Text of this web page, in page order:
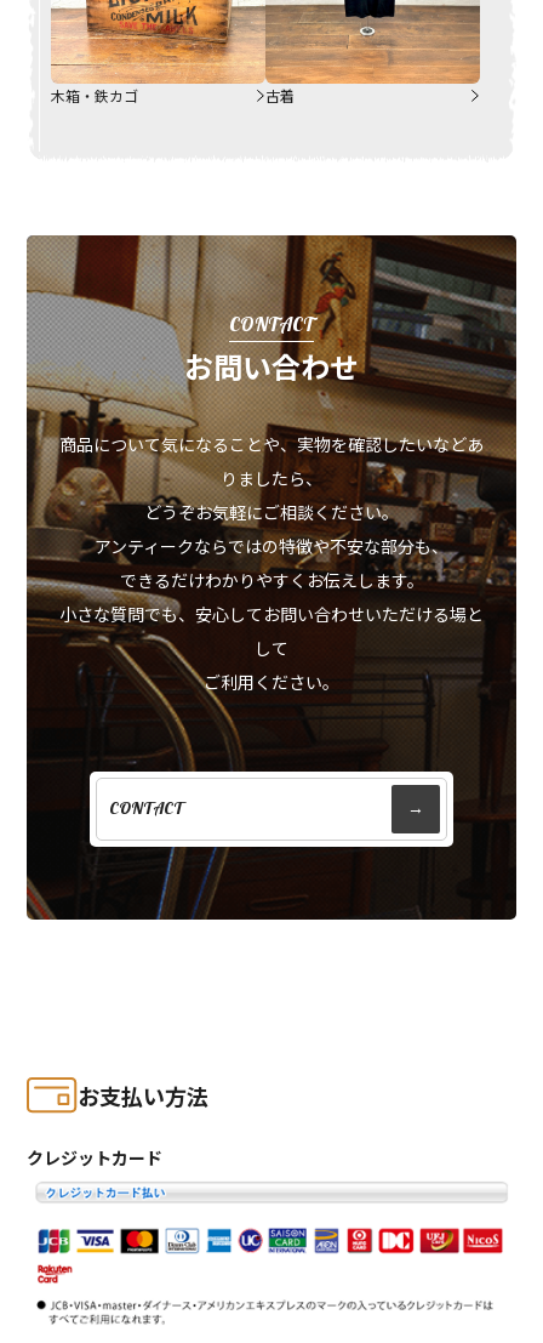
木箱・鉄カゴ 古着
CONTACT
お問い合わせ
商品について気になることや、実物を確認したいなどあ
りましたら、
どうぞお気軽にご相談ください。
アンティークならではの特徴や不安な部分も、
できるだけわかりやすくお伝えします。
小さな質問でも、安心してお問い合わせいただける場と
して
ご利用ください。
CONTACT →
お支払い方法
クレジットカード